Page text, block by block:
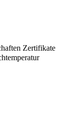
Zertifikate